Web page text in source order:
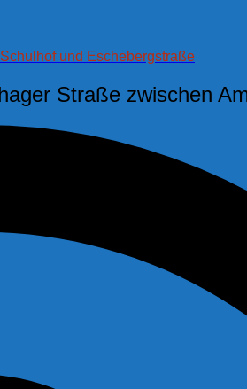
und Eschebergstraße
Straße zwischen